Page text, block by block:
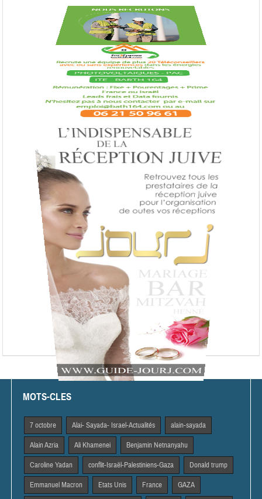
MOTS-CLES
7 octobre Alai- Sayada- Israel-Actualités alain-sayada
Alain Azria Ali Khamenei Benjamin Netnanyahu
Caroline Yadan conflit-Israël-Palestiniens-Gaza Donald trump
Emmanuel Macron Etats Unis France GAZA